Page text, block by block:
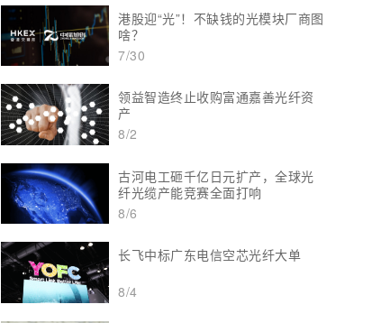
港股迎“光”！不缺钱的光模块厂商图
啥？
7/30
领益智造终止收购富通嘉善光纤资
产
8/2
古河电工砸千亿日元扩产，全球光
纤光缆产能竞赛全面打响
8/6
长飞中标广东电信空芯光纤大单
8/4